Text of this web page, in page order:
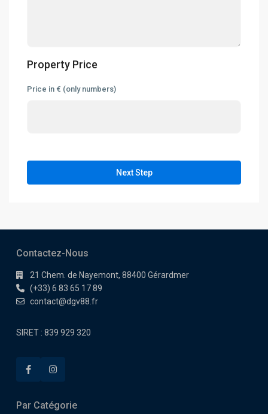
Property Price
Price in € (only numbers)
Next Step
Contactez-Nous
21 Chem. de Nayemont, 88400 Gérardmer
(+33) 6 83 65 17 89
contact@dgv88.fr
SIRET : 839 929 320
Par Catégorie